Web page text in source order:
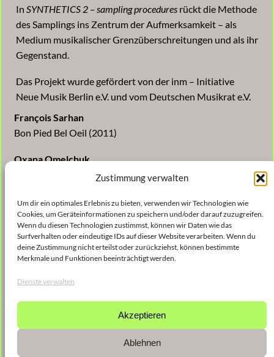
Zustimmung verwalten
Um dir ein optimales Erlebnis zu bieten, verwenden wir Technologien wie
Cookies, um Geräteinformationen zu speichern und/oder darauf zuzugreifen.
Wenn du diesen Technologien zustimmst, können wir Daten wie das
Surfverhalten oder eindeutige IDs auf dieser Website verarbeiten. Wenn du
deine Zustimmung nicht erteilst oder zurückziehst, können bestimmte
Merkmale und Funktionen beeinträchtigt werden.
Dienste verwalten
Akzeptieren
Ablehnen
In SYNTHETICS 2 – sampling procedures rückt die Methode
des Samplings ins Zentrum der Aufmerksamkeit – als
Medium musikalischer Grenzüberschreitungen und als ihr
Gegenstand.
Das Projekt wurde gefördert von der inm – Initiative
Neue Musik Berlin e.V. und vom Deutschen Musikrat e.V.
François Sarhan
Bon Pied Bel Oeil (2011)
Oxana Omelchuk
Staahaadler Affenstall (2012)
Johannes Kreidler
Die “sich sammelnde Erfahrung” (Benn): der Ton (2012)
Michael Beil
exit to enter (2013)
Klaus Schedl
Selbsthenker II – durch die Wand in das Gehirn (2012)
19. Sep. 2013 / 20:00, Kulturbrauerei Berlin – Kesselhaus,